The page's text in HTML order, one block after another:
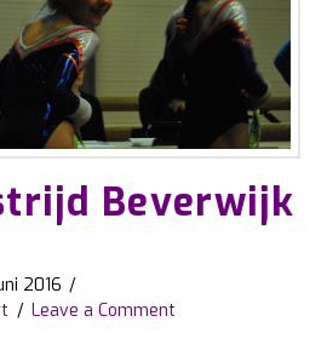
Beverwijk
2016
Leave a Comment